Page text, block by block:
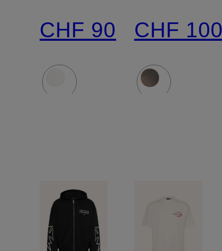
CHF 90 CHF